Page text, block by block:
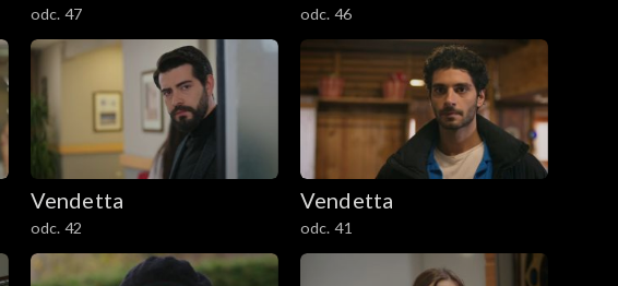
odc. 47 odc. 46
Vendetta
odc. 42
Vendetta
odc. 41